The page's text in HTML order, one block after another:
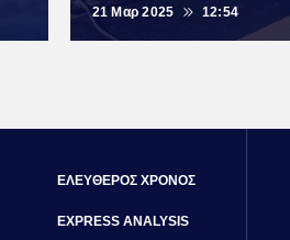
21 Μαρ 2025 12:54
ΕΛΕΥΘΕΡΟΣ ΧΡΟΝΟΣ
EXPRESS ANALYSIS